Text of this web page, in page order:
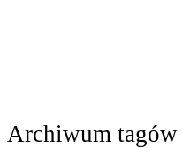
Archiwum tagów